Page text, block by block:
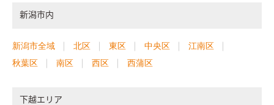
新潟市内
新潟市全域 北区 東区 中央区
江南区
秋葉区
南区 西区 西蒲区
下越エリア